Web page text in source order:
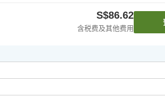
S$86.62
含税费及其他费用